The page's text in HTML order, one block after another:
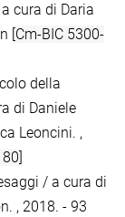
cura di Daria
[Cm-BIC 5300-
della
di Daniele
Leoncini. ,
/ a cura di
, 2018. - 93